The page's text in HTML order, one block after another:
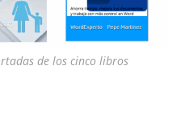
de los cinco libros